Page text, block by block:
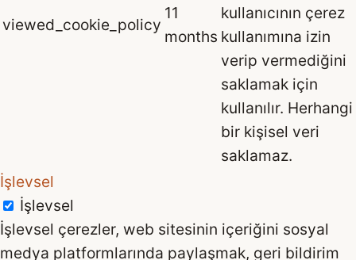
viewed_cookie_policy
11
months
kullanıcının çerez
kullanımına izin
verip vermediğini
saklamak için
kullanılır. Herhangi
bir kişisel veri
saklamaz.
İşlevsel
İşlevsel
İşlevsel çerezler, web sitesinin içeriğini sosyal
medya platformlarında paylaşmak, geri bildirim